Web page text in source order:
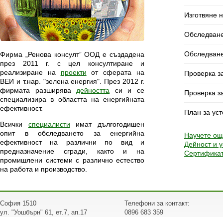
Фирма „Ренова консулт” ООД е създадена
през 2011 г. с цел консултиране и
реализиране на проекти от сферата на
ВЕИ и т.нар. "зелена енергия". През 2012 г.
фирмата разширява дейността си и се
специализира в областта на енергийната
ефективност.
Всички специалисти имат дългогодишен
опит в обследването за енергийна
ефективност на различни по вид и
предназначение сгради, както и на
промишлени системи с различно естество
на работа и производство.
Изготвяне
Проверка
Проверка
План за
Научете
Дейност и
София 1510
ул. "Уошбърн" 61, ет.7, ап.17
Телефони за контакт:
0896 683 359